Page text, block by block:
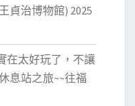
貞治博物館) 2025
在太好玩了，不讓
息站之旅~~往福